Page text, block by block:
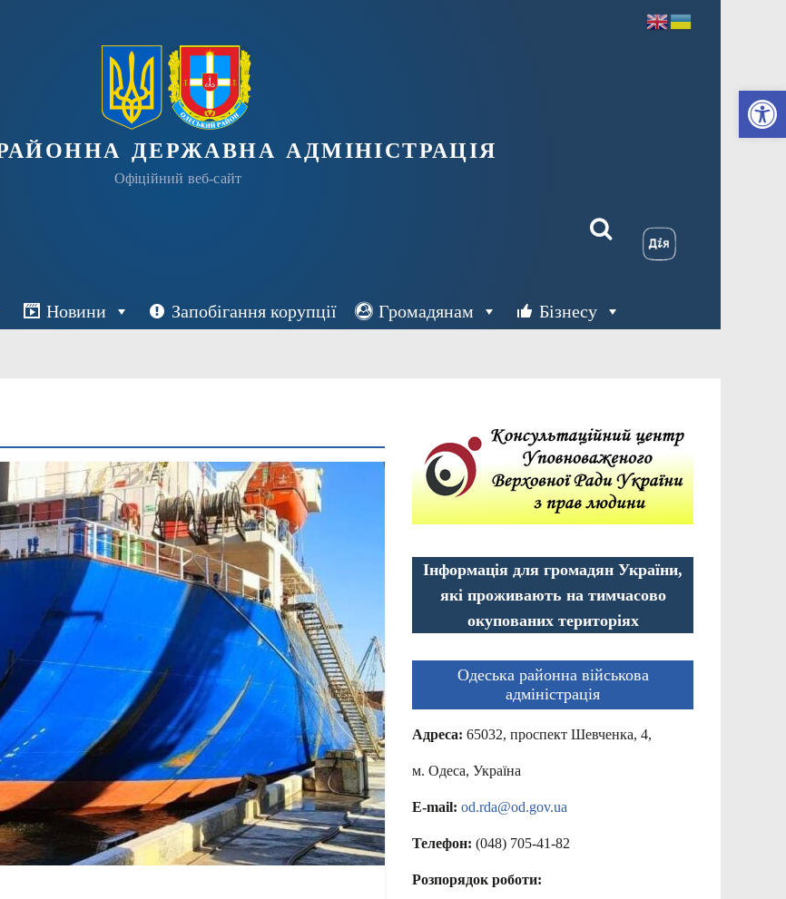
державна адміністрація
Офіційний веб-сайт
Новини Запобігання корупції Громадянам Бізнесу
Інформація для громадян України,
які проживають на тимчасово
окупованих територіях
Одеська районна військова
адміністрація
Адреса: 65032, проспект Шевченка, 4,
м. Одеса, Україна
E-mail: od.rda@od.gov.ua
Телефон: (048) 705-41-82
Розпорядок роботи: